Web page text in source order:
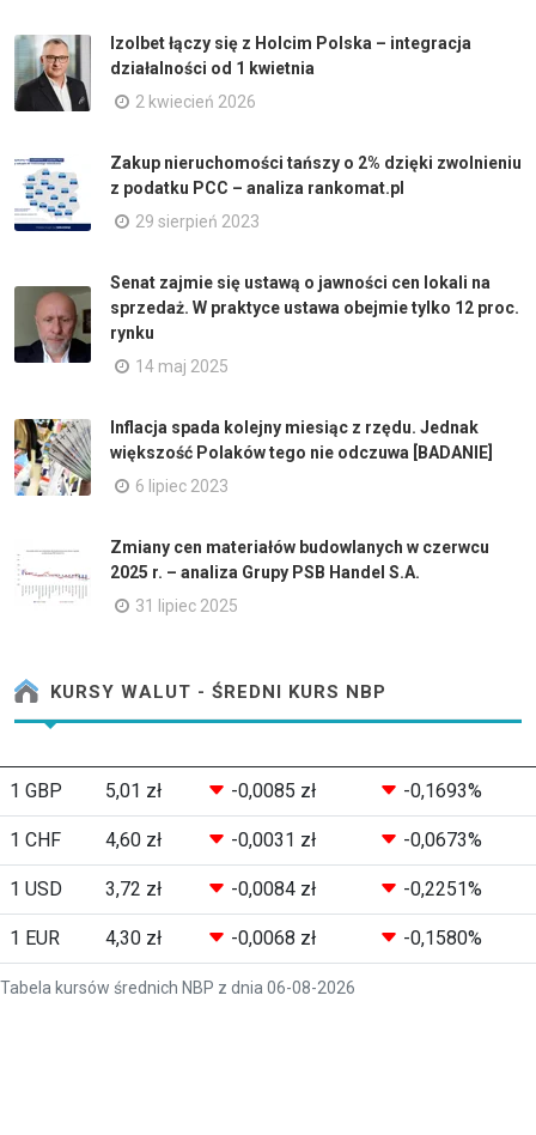
Izolbet łączy się z Holcim Polska – integracja
działalności od 1 kwietnia
2 kwiecień 2026
Zakup nieruchomości tańszy o 2% dzięki zwolnieniu
z podatku PCC – analiza rankomat.pl
29 sierpień 2023
Senat zajmie się ustawą o jawności cen lokali na
sprzedaż. W praktyce ustawa obejmie tylko 12 proc.
rynku
14 maj 2025
Inflacja spada kolejny miesiąc z rzędu. Jednak
większość Polaków tego nie odczuwa [BADANIE]
6 lipiec 2023
Zmiany cen materiałów budowlanych w czerwcu
2025 r. – analiza Grupy PSB Handel S.A.
31 lipiec 2025
KURSY WALUT - ŚREDNI KURS NBP
Tabela kursów średnich NBP z dnia 06-08-2026
1 GBP 5,01 zł -0,0085 zł -0,1693%
1 CHF 4,60 zł -0,0031 zł -0,0673%
1 USD 3,72 zł -0,0084 zł -0,2251%
1 EUR 4,30 zł -0,0068 zł -0,1580%